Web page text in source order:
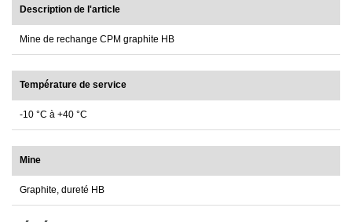
Description de l'article
Mine de rechange CPM graphite HB
Température de service
-10 °C à +40 °C
Mine
Graphite, dureté HB